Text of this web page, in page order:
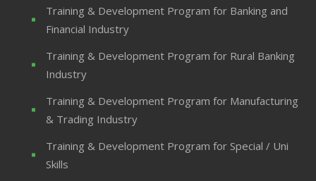
Training & Development Program for Banking and
Financial Industry
Training & Development Program for Rural Banking
Industry
Training & Development Program for Manufacturing
& Trading Industry
Training & Development Program for Special / Uni
Skills